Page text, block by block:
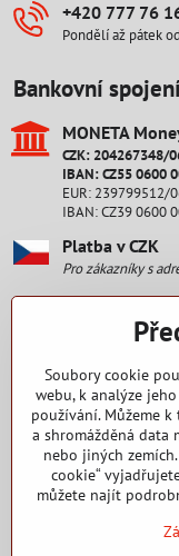
+420 777 76
Pondělí až pátek
Bankovní
MONETA
CZK: 204267348/
IBAN: CZ55 0600
EUR: 239799512/
IBAN: CZ39 0600
Platba v CZK
Pro zákazníky s
Platba v EUR
Pro zákazníky s
Staňte se
Facebook
Nakupování
Soubory cookie
webu, k analýze
používání. Můžeme
a shromážděná data
nebo jiných
cookie“
můžete najít